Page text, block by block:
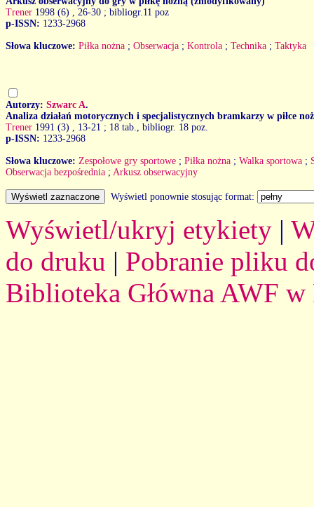
Trener 1998 (6)
, 26-30 ; bibliogr.11 poz
p-ISSN: 1233-2968
Słowa kluczowe: Piłka nożna ; Obserwacja ; Kontrola ; Technika ; Taktyka
Autorzy: Szwarc A.
Analiza działań motorycznych i specjalistycznych bramkarzy w piłce
Trener 1991 (3)
, 13-21 ; 18 tab., bibliogr. 18 poz.
p-ISSN: 1233-2968
Słowa kluczowe: Zespołowe gry sportowe ; Piłka nożna ; Walka sportowa ;
Obserwacja bezpośrednia ; Arkusz obserwacyjny
Wyświetl ponownie stosując format:
Wyświetl/ukryj etykiety |
do druku | Pobranie pliku
Biblioteka Główna AWF w